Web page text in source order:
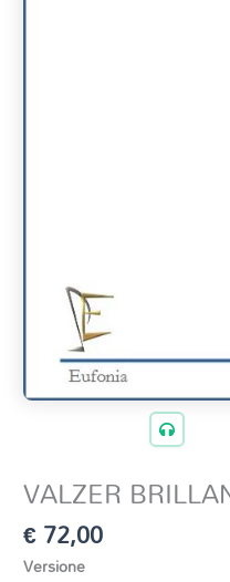
VALZER
€72,00
Versione